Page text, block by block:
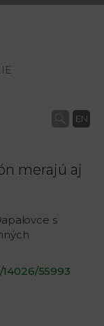
EN
merajú aj
s
55993